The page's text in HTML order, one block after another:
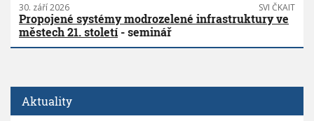
30. září 2026 SVI ČKAIT
Propojené systémy modrozelené infrastruktury ve
městech 21. století - seminář
Aktuality